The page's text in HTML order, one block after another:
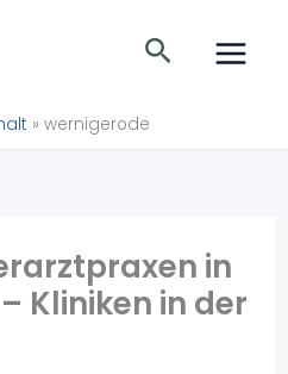
Suchen
» wernigerode
in
Kliniken in der